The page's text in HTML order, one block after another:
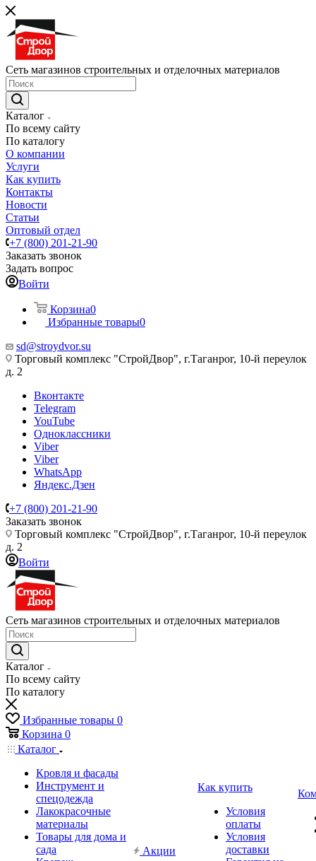
Сеть магазинов строительных и отделочных материалов
Каталог
По всему сайту
По каталогу
О компании
Услуги
Как купить
Контакты
Новости
Статьи
Оптовый отдел
+7 (800) 201-21-90
Заказать звонок
Задать вопрос
Войти
Корзина0
Избранные товары0
sd@stroydvor.su
Торговый комплекс "СтройДвор", г.Таганрог, 10-й переулок
д. 2
Вконтакте
Telegram
YouTube
Одноклассники
Viber
Viber
WhatsApp
Яндекс.Дзен
+7 (800) 201-21-90
Заказать звонок
Торговый комплекс "СтройДвор", г.Таганрог, 10-й переулок
д. 2
Войти
Сеть магазинов строительных и отделочных материалов
Каталог
По всему сайту
По каталогу
Избранные товары 0
Корзина 0
Каталог
Кровля и фасады
Инструмент и
спецодежда
Лакокрасочные
материалы
Товары для дома и
сада
Акции
Как купить
Условия
оплаты
Условия
доставки